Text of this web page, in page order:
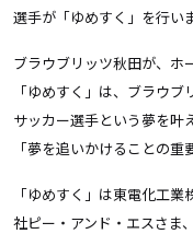
選手が「ゆめすく」を行い
ブラウブリッツ秋田が、ホ
「ゆめすく」は、ブラウ
サッカー選手という夢を叶
「夢を追いかけることの重
「ゆめすく」は東電化工
社ピー・アンド・エスさま